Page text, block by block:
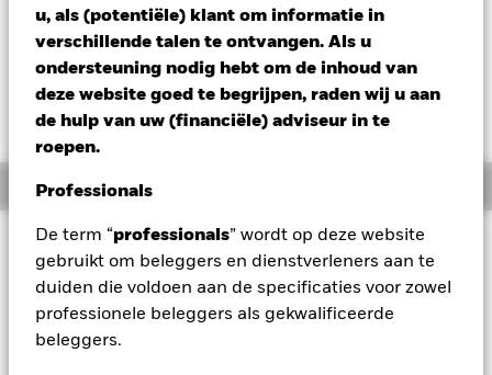
u, als (potentiële) klant om informatie in
verschillende talen te ontvangen. Als u
ondersteuning nodig hebt om de inhoud van
deze website goed te begrijpen, raden wij u aan
de hulp van uw (financiële) adviseur in te
roepen.
Professionals
De term “professionals” wordt op deze website
gebruikt om beleggers en dienstverleners aan te
duiden die voldoen aan de specificaties voor zowel
professionele beleggers als gekwalificeerde
beleggers.
Verandering NAV 1 dag per 07/aug/2026
GBP 1,06 (0,88%)
Morningstar Rating
Overzicht
Beleggingsdoel
kan worden beïnvloed door dagelijkse schommelingen op de
aandelenmarkten. Tot de andere factoren die van invloed
zijn, behoren politiek en economisch nieuws,